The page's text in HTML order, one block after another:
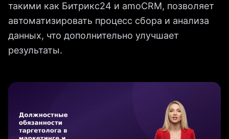
такими как Битрикс24 и amoCRM, позволяет
автоматизировать процесс сбора и анализа
данных, что дополнительно улучшает
результаты.